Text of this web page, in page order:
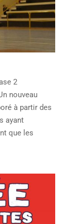
2
nouveau
à partir des
ayant
que les